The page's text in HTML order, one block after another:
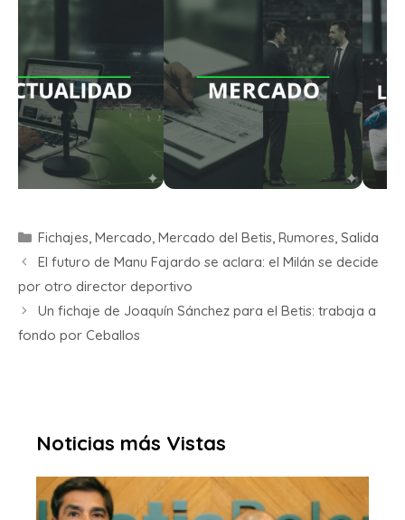
Fichajes, Mercado, Mercado del Betis, Rumores, Salida
El futuro de Manu Fajardo se aclara: el Milán se decide
por otro director deportivo
Un fichaje de Joaquín Sánchez para el Betis: trabaja a
fondo por Ceballos
Noticias más Vistas